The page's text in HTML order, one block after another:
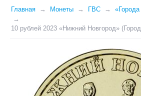
Главная Монеты ГВС
10 рублей 2023 «Нижний Новгород»